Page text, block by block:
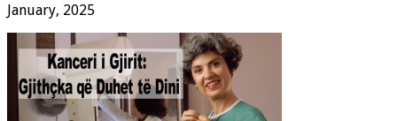
January, 2025